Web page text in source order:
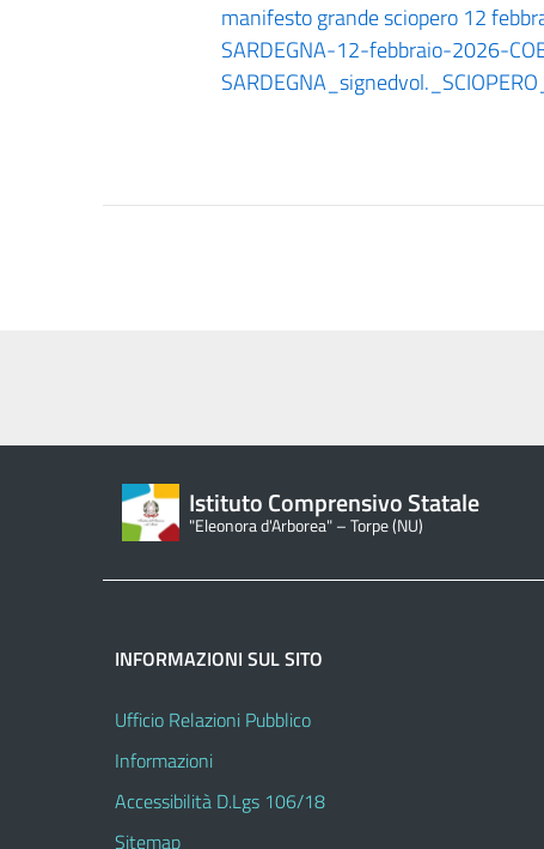
manifesto grande sciopero 12
SARDEGNA-12-febbraio-2026-
SARDEGNA_signed
Istituto Comprensivo Statale
"Eleonora d'Arborea" – Torpe (NU)
INFORMAZIONI SUL SITO
Ufficio Relazioni Pubblico
Informazioni
Accessibilità D.Lgs 106/18
Sitemap